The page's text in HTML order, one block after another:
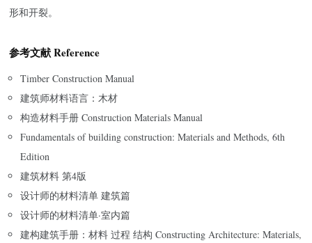
形和开裂。
参考文献 Reference
Timber Construction Manual
建筑师材料语言：木材
构造材料手册 Construction Materials Manual
Fundamentals of building construction: Materials and Methods, 6th
Edition
建筑材料 第4版
设计师的材料清单 建筑篇
设计师的材料清单·室内篇
建构建筑手册：材料 过程 结构 Constructing Architecture: Materials,